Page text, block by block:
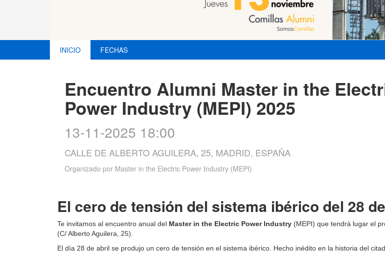
INICIO FECHAS
Encuentro Alumni Master in the
Power Industry (MEPI) 2025
13-11-2025 18:00
CALLE DE ALBERTO AGUILERA, 25, MADRID, ESPAÑA
Organizado por Master in the Electric Power Industry (MEPI)
El cero de tensión del sistema ibérico del 28
Te invitamos al encuentro anual del Master in the Electric Power Industry (MEPI) que tendrá lugar el
(C/ Alberto Aguilera, 25).
El día 28 de abril se produjo un cero de tensión en el sistema ibérico. Hecho inédito en la historia del